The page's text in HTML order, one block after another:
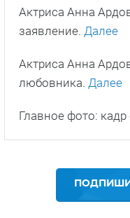
Актриса Анна
заявление. Далее
Актриса Анна
любовника. Далее
Главное фото: